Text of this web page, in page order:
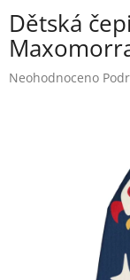
Dětská
Průměrné
Neohodnoceno